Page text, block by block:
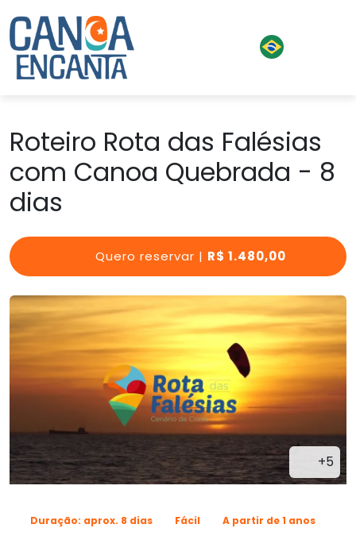
Roteiro Rota das Falésias
com Canoa Quebrada - 8
dias
Quero reservar | R$ 1.480,00
+5
Duração: aprox. 8 dias Fácil A partir de 1 anos